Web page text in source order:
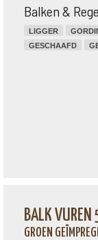
Balken &
LIGGER
GESCHAAFD
BALK
GROEN